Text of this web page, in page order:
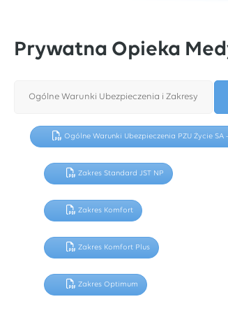
Prywatna Opieka
Ogólne Warunki Ubezpieczenia i Zakresy
Ogólne Warunki Ubezpieczenia PZU Życie SA
Zakres Standard JST NP
Zakres Komfort
Zakres Komfort Plus
Zakres Optimum